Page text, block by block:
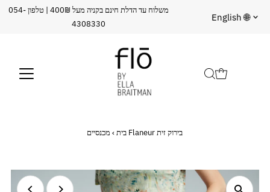
משלוח עד הדלת חינם בקניה מעל 400₪ | טלפון 054-
4308330
שפה
English 🌐
בית › מכנסיים Flaneur בירוק זית